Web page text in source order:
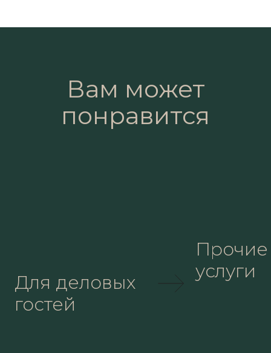
Вам может
понравится
Для деловых
гостей
Прочие
услуги